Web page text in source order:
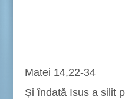
Matei 14,22-34
Şi îndată Isus a silit